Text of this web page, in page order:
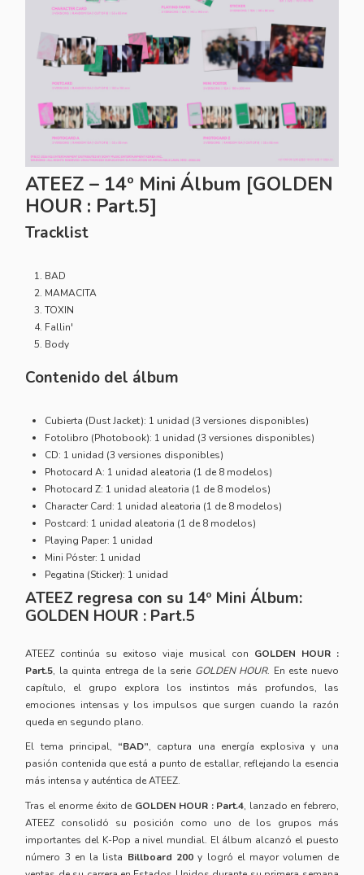
ATEEZ – 14º Mini Álbum [GOLDEN
HOUR : Part.5]
Tracklist
BAD
MAMACITA
TOXIN
Fallin'
Body
Contenido del álbum
Cubierta (Dust Jacket): 1 unidad (3 versiones disponibles)
Fotolibro (Photobook): 1 unidad (3 versiones disponibles)
CD: 1 unidad (3 versiones disponibles)
Photocard A: 1 unidad aleatoria (1 de 8 modelos)
Photocard Z: 1 unidad aleatoria (1 de 8 modelos)
Character Card: 1 unidad aleatoria (1 de 8 modelos)
Postcard: 1 unidad aleatoria (1 de 8 modelos)
Playing Paper: 1 unidad
Mini Póster: 1 unidad
Pegatina (Sticker): 1 unidad
ATEEZ regresa con su 14º Mini Álbum:
GOLDEN HOUR : Part.5
ATEEZ continúa su exitoso viaje musical con GOLDEN HOUR :
Part.5, la quinta entrega de la serie GOLDEN HOUR. En este nuevo
capítulo, el grupo explora los instintos más profundos, las
emociones intensas y los impulsos que surgen cuando la razón
queda en segundo plano.
El tema principal, “BAD”, captura una energía explosiva y una
pasión contenida que está a punto de estallar, reflejando la esencia
más intensa y auténtica de ATEEZ.
Tras el enorme éxito de GOLDEN HOUR : Part.4, lanzado en febrero,
ATEEZ consolidó su posición como uno de los grupos más
importantes del K-Pop a nivel mundial. El álbum alcanzó el puesto
número 3 en la lista Billboard 200 y logró el mayor volumen de